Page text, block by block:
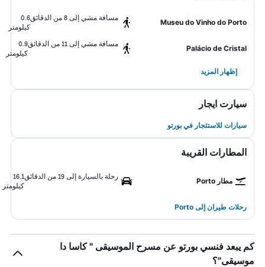
Museu do Vinho do Porto
مسافة مشي إلى 8 من الدقائق
0.6
كيلومتر
Palácio de Cristal
مسافة مشي إلى 11 من الدقائق
0.9
كيلومتر
إظهار المزيد
سيارت ايجار
سيارات للاستئجار في بورتو
المطارات القريبة
مطار Porto
رحلة بالسيارة إلى 19 من الدقائق
16.1
كيلومتر
رحلات طيران إلى Porto
كم يبعد فنسي بورتو عن مسرح الموسيقى " كاسا دا
موسيقى"؟